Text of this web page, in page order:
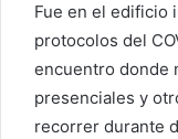
Fue en el edificio
protocolos del
encuentro donde
presenciales y
recorrer durante